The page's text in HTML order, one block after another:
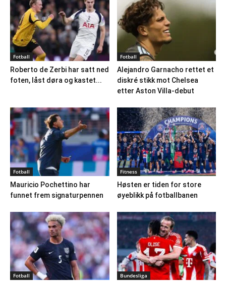
Fotball
Roberto de Zerbi har satt ned
foten, låst døra og kastet...
Fotball
Alejandro Garnacho rettet et
diskré stikk mot Chelsea
etter Aston Villa-debut
Fotball
Mauricio Pochettino har
funnet frem signaturpennen
Fitness
Høsten er tiden for store
øyeblikk på fotballbanen
Fotball Bundesliga